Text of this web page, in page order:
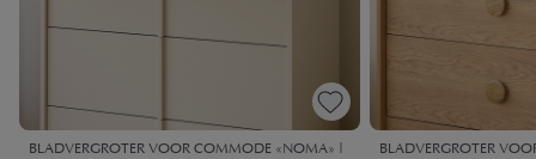
BLADVERGROTER VOOR COMMODE «NOMA» |
BLADVERGROTER